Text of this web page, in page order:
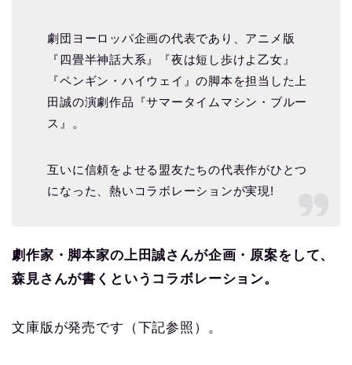
劇団ヨーロッパ企画の代表であり、アニメ版
『四畳半神話大系』『夜は短し歩けよ乙女』
『ペンギン・ハイウェイ』の脚本を担当した上
田誠の演劇作品『サマータイムマシン・ブルー
ス』。
互いに信頼をよせる盟友たちの代表作がひとつ
になった、熱いコラボレーションが実現!
劇作家・脚本家の上田誠さんが企画・原案をして、
森見さんが書くというコラボレーション。
文庫版が発売です（下記参照）。